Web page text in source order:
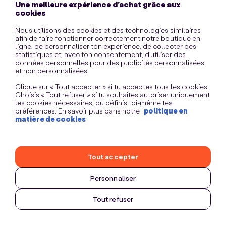
Une meilleure expérience d’achat grâce aux
cookies
Nous utilisons des cookies et des technologies similaires
afin de faire fonctionner correctement notre boutique en
ligne, de personnaliser ton expérience, de collecter des
statistiques et, avec ton consentement, d’utiliser des
données personnelles pour des publicités personnalisées
et non personnalisées.
Clique sur « Tout accepter » si tu acceptes tous les cookies.
Choisis « Tout refuser » si tu souhaites autoriser uniquement
les cookies nécessaires, ou définis toi-même tes
préférences. En savoir plus dans notre politique en
matière de cookies
Personnaliser
Tout refuser
Tout accepter